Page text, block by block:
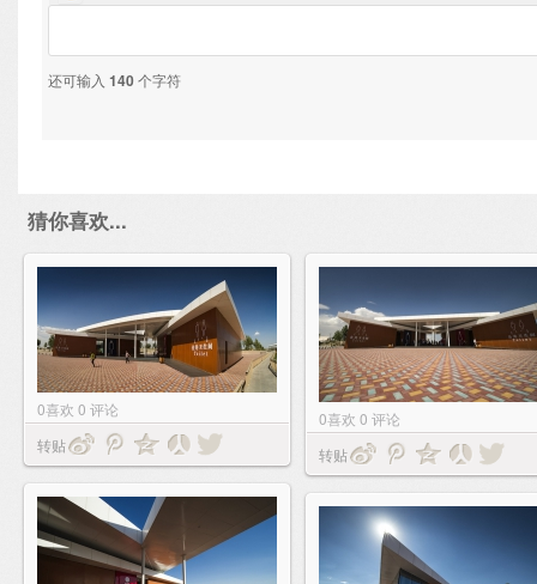
还可输入 140个字符
猜你喜欢...
0喜欢 0 评论
转贴
0喜欢 0 评论
转贴